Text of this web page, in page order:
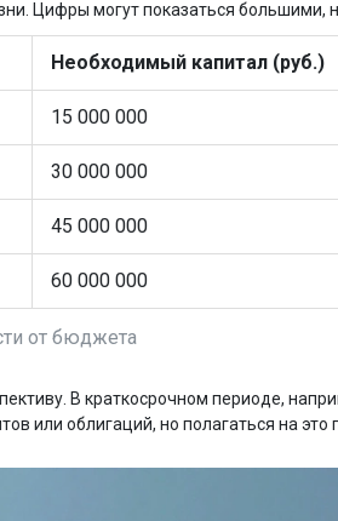
Цифры могут показаться большими,
от бюджета
Необходимый капитал (руб.)
15 000 000
30 000 000
45 000 000
60 000 000
В краткосрочном периоде,
или облигаций, но полагаться на это